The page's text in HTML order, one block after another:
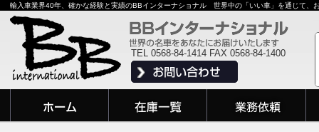
輸入車業界40年、確かな経験と実績のBBインターナショナル 世界中の「いい車」を通じて、
TEL 0568-84-1414 FAX 0568-84-1400